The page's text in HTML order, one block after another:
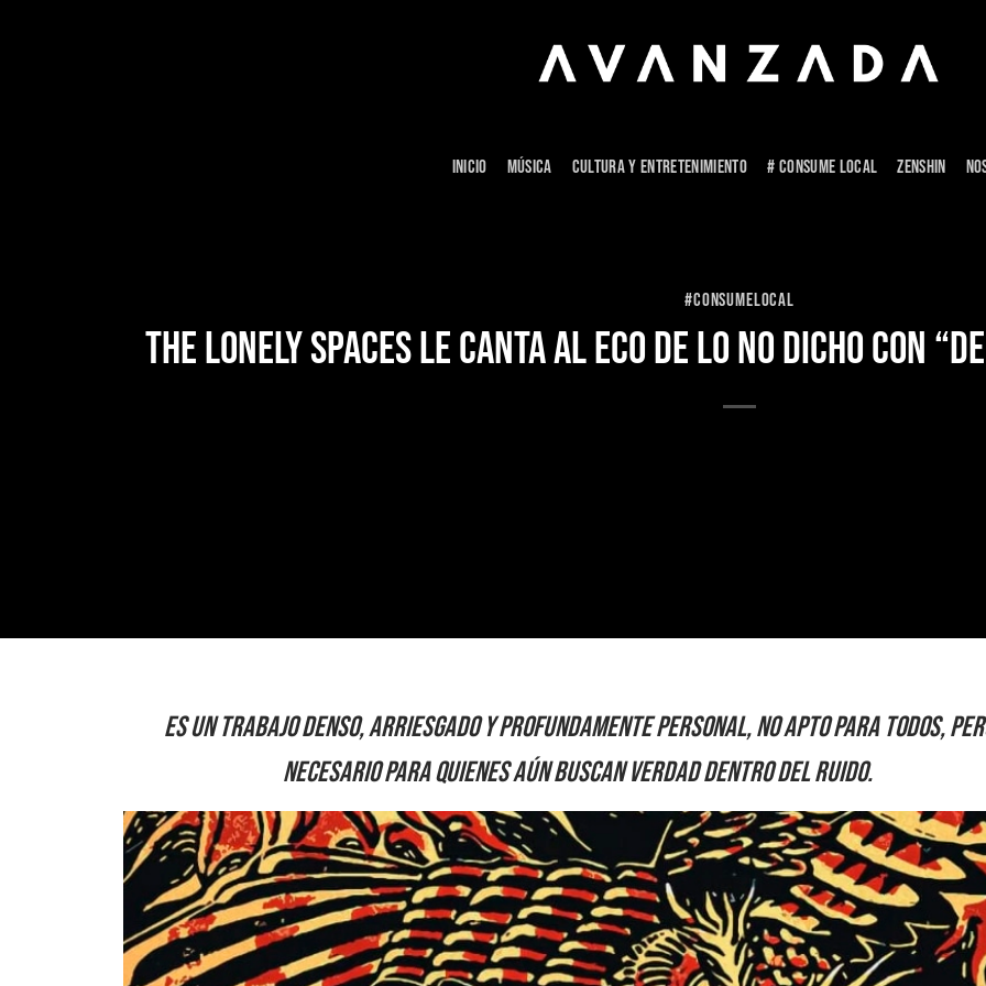
INICIO MÚSICA CULTURA Y ENTRETENIMIENTO # CONSUME LOCAL ZENSHIN
#CONSUMELOCAL
THE LONELY SPACES LE CANTA AL ECO DE LO NO DICHO CON
Es un trabajo denso, arriesgado y profundamente personal, no apto para todos,
necesario para quienes aún buscan verdad dentro del ruido.